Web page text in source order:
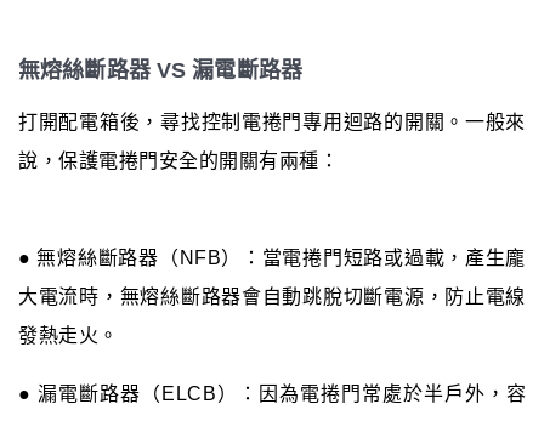
無熔絲斷路器 VS 漏電斷路器
打開配電箱後，尋找控制電捲門專用迴路的開關。一般來
說，保護電捲門安全的開關有兩種：
● 無熔絲斷路器（NFB）：當電捲門短路或過載，產生龐
大電流時，無熔絲斷路器會自動跳脫切斷電源，防止電線
發熱走火。
● 漏電斷路器（ELCB）：因為電捲門常處於半戶外，容